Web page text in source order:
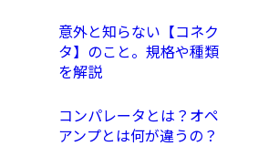
意外と知らない【コネク
タ】のこと。規格や種類
を解説
コンパレータとは？オペ
アンプとは何が違うの？